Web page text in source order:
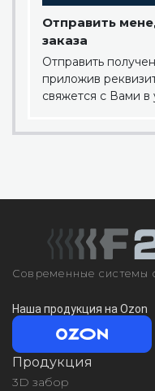
Отправить
заказа
Отправить
приложив
свяжется с Вами
Современные системы
Наша продукция на Ozon
Продукция
3D забор